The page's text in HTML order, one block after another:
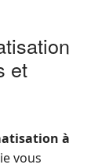
et
à
vous